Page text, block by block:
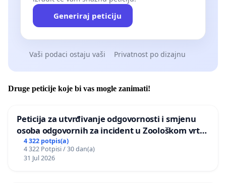
Generiraj peticiju
Vaši podaci ostaju vaši Privatnost po dizajnu
Druge peticije koje bi vas mogle zanimati!
Peticija za utvrđivanje odgovornosti i smjenu
osoba odgovornih za incident u Zoološkom vrtu
Grada Zagreba
4 322 potpis(a)
4 322 Potpisi / 30 dan(a)
31 Jul 2026